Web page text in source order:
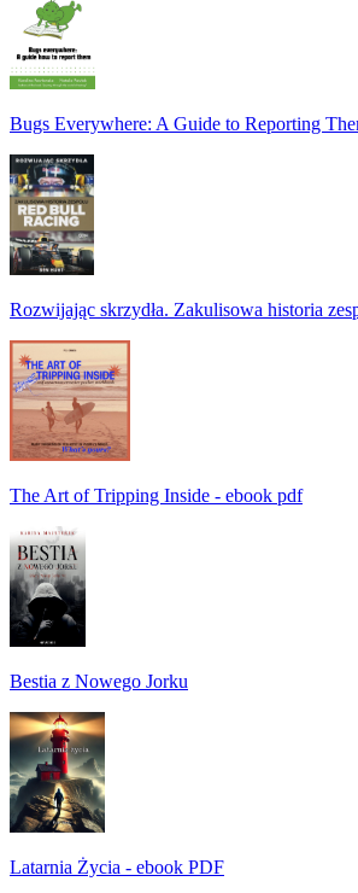
Bugs Everywhere: A Guide to Reporting
Rozwijając skrzydła. Zakulisowa historia
The Art of Tripping Inside - ebook pdf
Bestia z Nowego Jorku
Latarnia Życia - ebook PDF